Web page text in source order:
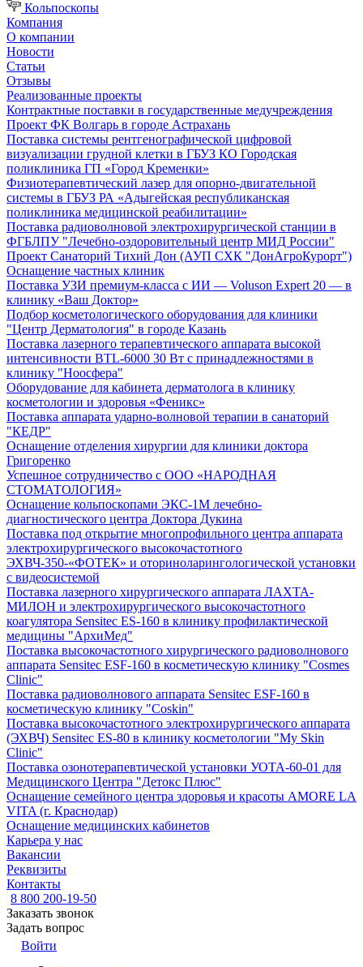
Кольпоскопы
Компания
О компании
Новости
Статьи
Отзывы
Реализованные проекты
Контрактные поставки в государственные медучреждения
Проект ФК Волгарь в городе Астрахань
Поставка системы рентгенографической цифровой
визуализации грудной клетки в ГБУЗ КО Городская
поликлиника ГП «Город Кременки»
Физиотерапевтический лазер для опорно-двигательной
системы в ГБУЗ РА «Адыгейская республиканская
поликлиника медицинской реабилитации»
Поставка радиоволновой электрохирургической станции в
ФГБЛПУ "Лечебно-оздоровительный центр МИД России"
Проект Санаторий Тихий Дон (АУП СХК "ДонАгроКурорт")
Оснащение частных клиник
Поставка УЗИ премиум-класса с ИИ — Voluson Expert 20 — в
клинику «Ваш Доктор»
Подбор косметологического оборудования для клиники
"Центр Дерматология" в городе Казань
Поставка лазерного терапевтического аппарата высокой
интенсивности BTL-6000 30 Вт с принадлежностями в
клинику "Ноосфера"
Оборудование для кабинета дерматолога в клинику
косметологии и здоровья «Феникс»
Поставка аппарата ударно-волновой терапии в санаторий
"КЕДР"
Оснащение отделения хирургии для клиники доктора
Григоренко
Успешное сотрудничество с ООО «НАРОДНАЯ
СТОМАТОЛОГИЯ»
Оснащение кольпоскопами ЭКС-1М лечебно-
диагностического центра Доктора Дукина
Поставка под открытие многопрофильного центра аппарата
электрохирургического высокочастотного
ЭХВЧ-350-«ФОТЕК» и оториноларингологической установки
с видеосистемой
Поставка лазерного хирургического аппарата ЛАХТА-
МИЛОН и электрохирургического высокочастотного
коагулятора Sensitec ES-160 в клинику профилактической
медицины "АрхиМед"
Поставка высокочастотного хирургического радиоволнового
аппарата Sensitec ESF-160 в косметическую клинику "Cosmes
Clinic"
Поставка радиоволнового аппарата Sensitec ESF-160 в
косметическую клинику "Coskin"
Поставка высокочастотного электрохирургического аппарата
(ЭХВЧ) Sensitec ES-80 в клинику косметологии "My Skin
Clinic"
Поставка озонотерапевтической установки УОТА-60-01 для
Медицинского Центра "Детокс Плюс"
Оснащение семейного центра здоровья и красоты AMORE LA
VITA (г. Краснодар)
Оснащение медицинских кабинетов
Карьера у нас
Вакансии
Реквизиты
Контакты
8 800 200-19-50
Заказать звонок
Задать вопрос
Войти